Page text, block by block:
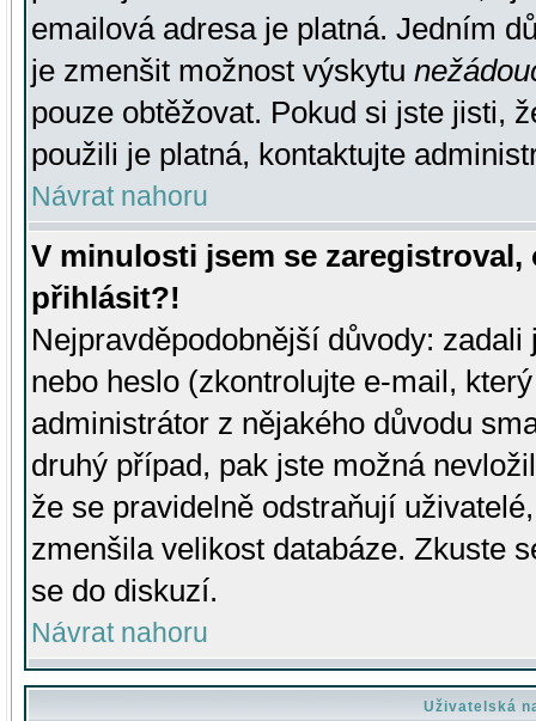
emailová adresa je platná. Jedním
je zmenšit možnost výskytu
pouze obtěžovat. Pokud si jste jisti,
použili je platná, kontaktujte
Návrat nahoru
V minulosti jsem se
přihlásit?!
Nejpravděpodobnější důvody:
nebo heslo (zkontrolujte e-mail,
administrátor z nějakého důvodu
druhý případ, pak jste možná
že se pravidelně odstraňují
zmenšila velikost databáze. Zkuste
se do diskuzí.
Návrat nahoru
Uživatelská